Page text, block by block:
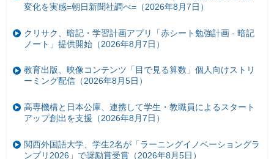
変化を実感=朝日新聞社調べ=（2026年8月7日）
クリサク、暗記・学習計画アプリ「赤シート勉強計画 - 暗記
ノート」提供開始（2026年8月7日）
教育出版、映像コンテンツ「目で見る算数」個人向けストリ
ーミング配信（2026年8月5日）
高専機構と日本公庫、連携して学生・教職員によるスタート
アップ創出を支援（2026年8月7日）
関西外国語大学、学生2名が「ラーニングイノベーショングラ
ンプリ2026」で奨励賞受賞（2026年8月5日）